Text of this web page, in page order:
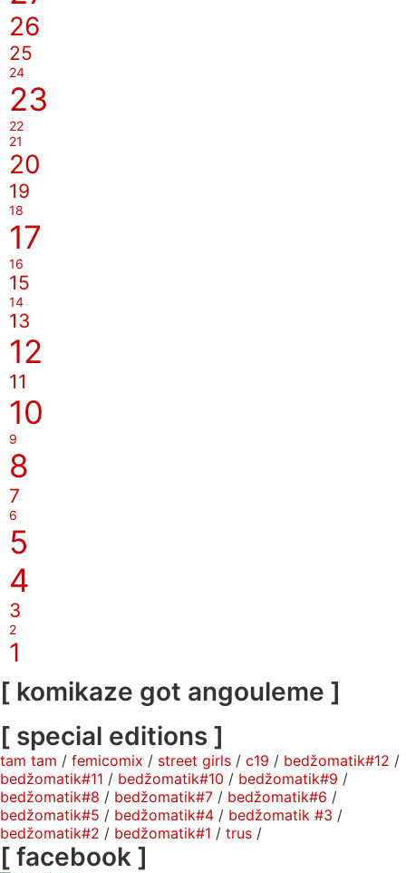
26
25
24
23
22
21
20
19
18
17
16
15
14
13
12
11
10
9
8
7
6
5
4
3
2
1
[ komikaze got angouleme ]
[ special editions ]
tam tam / femicomix / street girls / c19 / bedžomatik#12 /
bedžomatik#11 / bedžomatik#10 / bedžomatik#9 /
bedžomatik#8 / bedžomatik#7 / bedžomatik#6 /
bedžomatik#5 / bedžomatik#4 / bedžomatik #3 /
bedžomatik#2 / bedžomatik#1 / trus /
[ facebook ]